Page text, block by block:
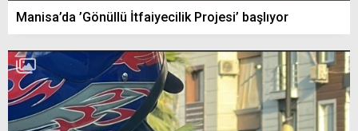
Manisa’da ’Gönüllü İtfaiyecilik Projesi’ başlıyor